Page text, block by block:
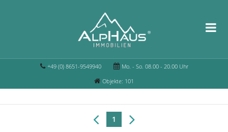
+49 (0) 8651-9549940
Mo. - So. 08.00 - 20.00 Uhr
Objekte: 101
1